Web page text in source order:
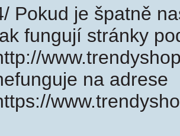
Pokud je špatně
fungují stránky
na adrese